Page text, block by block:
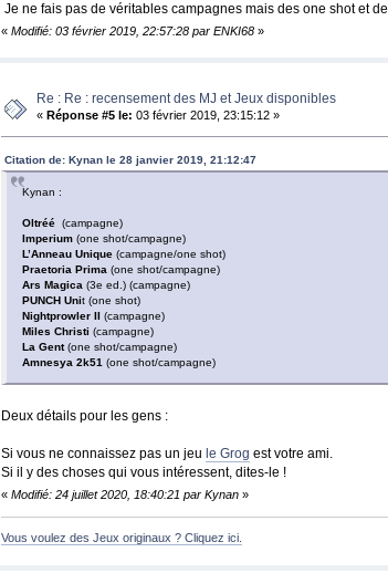
Je ne fais pas de véritables campagnes mais des one shot et
« Modifié: 03 février 2019, 22:57:28 par ENKI68»
Re : Re : recensement des MJ et Jeux disponibles
« Réponse #5 le: 03 février 2019, 23:15:12 »
Citation de: Kynan le 28 janvier 2019, 21:12:47
Kynan :
Oltréé(campagne)
Imperium(one shot/campagne)
L’Anneau Unique(campagne/one shot)
Praetoria Prima (one shot/campagne)
Ars Magica (3e ed.) (campagne)
PUNCH Unit (one shot)
Nightprowler II(campagne)
Miles Christi (campagne)
La Gent(one shot/campagne)
Amnesya 2k51 (one shot/campagne)
Deux détails pour les gens :
Si vous ne connaissez pas un jeu le Grog est votre ami.
Si il y des choses qui vous intéressent, dites-le !
« Modifié: 24 juillet 2020, 18:40:21 par Kynan»
Vous voulez des Jeux originaux ? Cliquez ici.